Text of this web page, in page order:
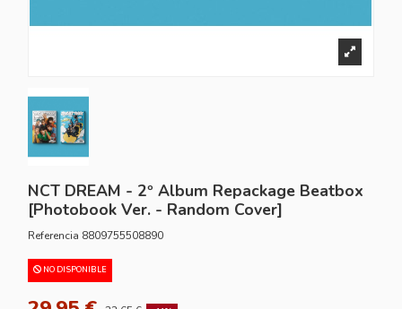
NCT DREAM - 2º Album Repackage Beatbox
[Photobook Ver. - Random Cover]
Referencia 8809755508890
NO DISPONIBLE